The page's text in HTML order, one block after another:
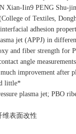
Shu-jing,
Donghua
adhesion
jet (APPJ) in
and fiber strength for
angle
improvement
little*
plasma jet; PBO
维表面改性